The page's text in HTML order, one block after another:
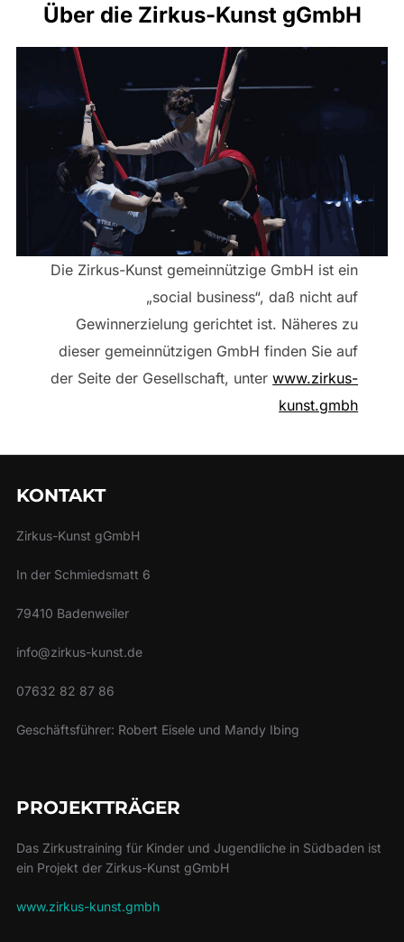
Über die Zirkus-Kunst gGmbH
Die Zirkus-Kunst gemeinnützige GmbH ist ein
„social business“, daß nicht auf
Gewinnerzielung gerichtet ist. Näheres zu
dieser gemeinnützigen GmbH finden Sie auf
der Seite der Gesellschaft, unterwww.zirkus-
kunst.gmbh
KONTAKT
Zirkus-Kunst gGmbH
In der Schmiedsmatt 6
79410 Badenweiler
info@zirkus-kunst.de
07632 82 87 86
Geschäftsführer: Robert Eisele und Mandy Ibing
PROJEKTTRÄGER
Das Zirkustraining für Kinder und Jugendliche in Südbaden ist
ein Projekt der Zirkus-Kunst gGmbH
www.zirkus-kunst.gmbh